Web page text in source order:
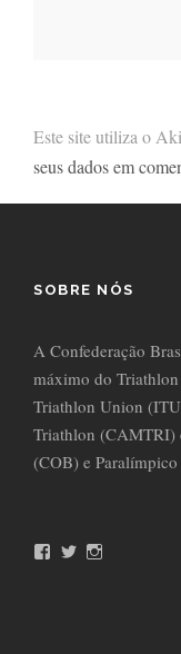
Este site utiliza o
seus dados em
SOBRE NÓS
A Confederação
máximo do
Triathlon Union
Triathlon (CAMTRI)
(COB) e
T